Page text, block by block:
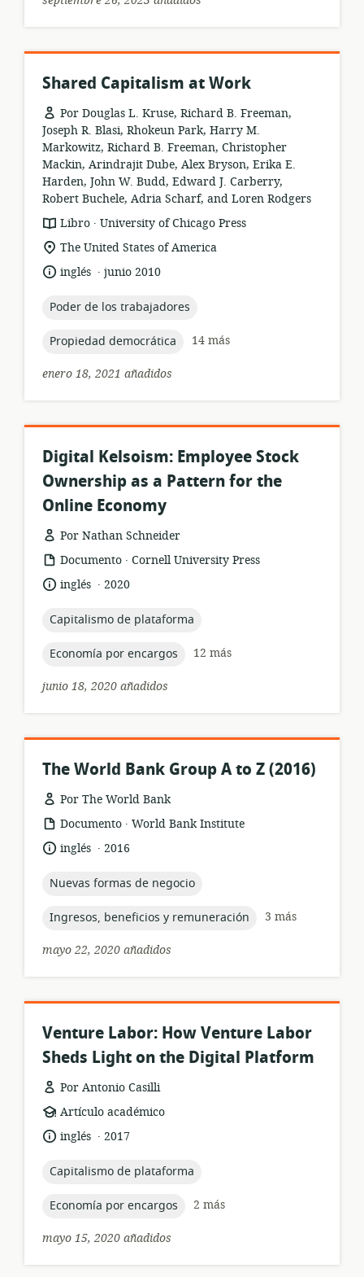
Shared Capitalism at Work
Por Douglas L. Kruse, Richard B. Freeman,
Joseph R. Blasi, Rhokeun Park, Harry M.
Markowitz, Richard B. Freeman, Christopher
Mackin, Arindrajit Dube, Alex Bryson, Erika E.
Harden, John W. Budd, Edward J. Carberry,
Robert Buchele, Adria Scharf, and Loren Rodgers
formato
del
recurso:
Libro .
publicación:
University of Chicago Press
ubicación
de
relevancia:
The United States of America
idioma:
inglés .
fecha
publicación:
junio 2010
topic:
Poder de los trabajadores
topic:
Propiedad democrática
14 más
enero 18, 2021 añadidos
Digital Kelsoism: Employee Stock
Ownership as a Pattern for the
Online Economy
Por Nathan Schneider
formato
del
recurso:
Documento .
publicación:
Cornell University Press
idioma:
inglés .
fecha
publicación:
2020
topic:
Capitalismo de plataforma
topic:
Economía por encargos
12 más
junio 18, 2020 añadidos
The World Bank Group A to Z (2016)
Por The World Bank
formato
del
recurso:
Documento .
publicación:
World Bank Institute
idioma:
inglés .
fecha
publicación:
2016
topic:
Nuevas formas de negocio
topic:
Ingresos, beneficios y remuneración
3 más
mayo 22, 2020 añadidos
Venture Labor: How Venture Labor
Sheds Light on the Digital Platform
Por Antonio Casilli
formato
del
recurso:
Artículo académico
idioma:
inglés .
fecha
publicación:
2017
topic:
Capitalismo de plataforma
topic:
Economía por encargos
2 más
mayo 15, 2020 añadidos